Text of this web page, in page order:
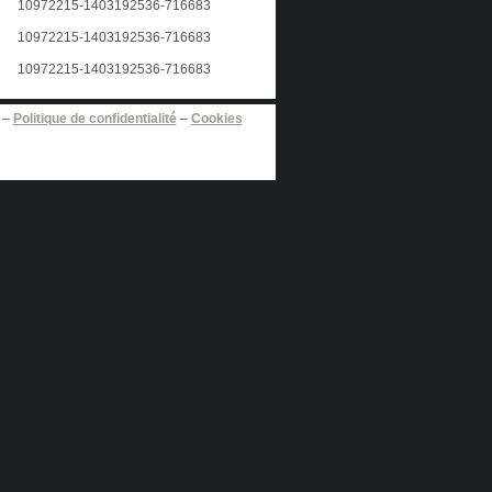
Politique de confidentialité – Cookies